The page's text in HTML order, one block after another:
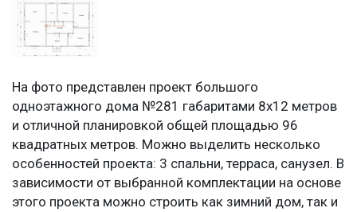
На фото представлен проект большого
одноэтажного дома №281 габаритами 8х12 метров
и отличной планировкой общей площадью 96
квадратных метров. Можно выделить несколько
особенностей проекта: 3 спальни, терраса, санузел. В
зависимости от выбранной комплектации на основе
этого проекта можно строить как зимний дом, так и